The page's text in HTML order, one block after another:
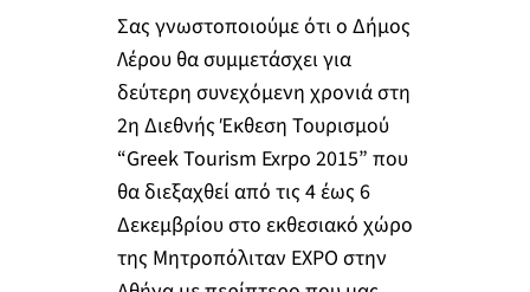
Σας γνωστοποιούμε ότι ο Δήμος
Λέρου θα συμμετάσχει για
δεύτερη συνεχόμενη χρονιά στη
2η Διεθνής Έκθεση Τουρισμού
“Greek Tourism Exrpo 2015” που
θα διεξαχθεί από τις 4 έως 6
Δεκεμβρίου στο εκθεσιακό χώρο
της Μητροπόλιταν ΕXPO στην